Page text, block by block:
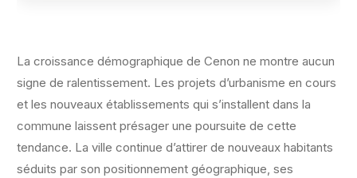
La croissance démographique de Cenon ne montre aucun
signe de ralentissement. Les projets d’urbanisme en cours
et les nouveaux établissements qui s’installent dans la
commune laissent présager une poursuite de cette
tendance. La ville continue d’attirer de nouveaux habitants
séduits par son positionnement géographique, ses